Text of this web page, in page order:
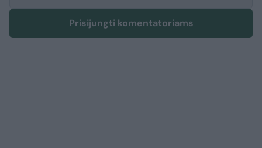
Prisijungti komentatoriams